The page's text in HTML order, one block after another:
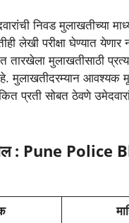
निवड मुलाखतीच्या
लेखी परीक्षा घेण्यात
तारखेला मुलाखतीसाठी
मुलाखतीदरम्यान आवश्यक
प्रती सोबत ठेवणे
: Pune Police